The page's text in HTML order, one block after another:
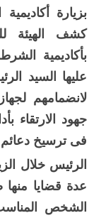
بزيارة
كشف الهيئة
بأكاديمية
عليها السيد
لانضمامهم
جهود الارتقاء
فى ترسيخ دعائم
الرئيس خلال
عدة قضايا منها
الشخص المناسب